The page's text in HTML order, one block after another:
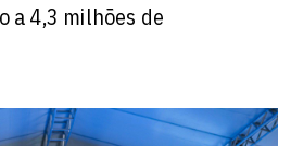
a 4,3 milhões de